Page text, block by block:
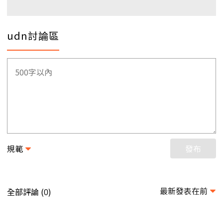
udn討論區
規範 發布
全部評論 (0) 最新發表在前